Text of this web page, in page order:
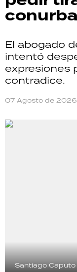
El abogado
intentó
expresiones
contradice.
07 Agosto de 2026
Santiago